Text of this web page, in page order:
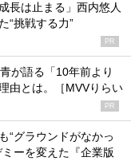
長は止まる」西内悠人
“挑戦する力”
PR
が語る「10年前より
由とは。［MVVりらい
PR
“グラウンドがなかっ
ーを変えた『企業版